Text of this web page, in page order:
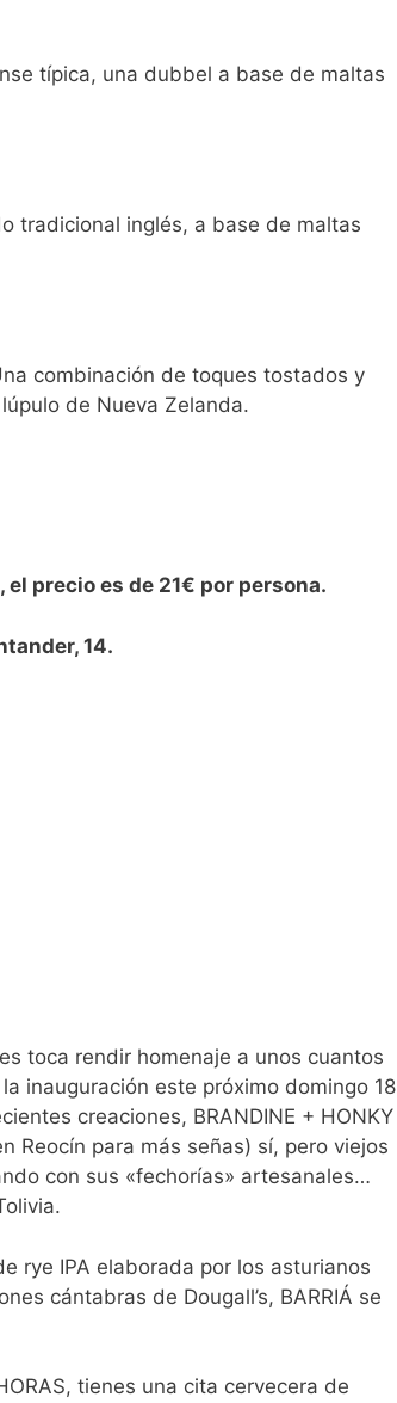
típica, una dubbel a base de maltas
tradicional inglés, a base de maltas
combinación de toques tostados y
de Nueva Zelanda.
precio es de 21€ por persona.
14.
toca rendir homenaje a unos cuantos
inauguración este próximo domingo 18
creaciones, BRANDINE + HONKY
Reocín para más señas) sí, pero viejos
con sus «fechorías» artesanales…
rye IPA elaborada por los asturianos
cántabras de Dougall’s, BARRIÁ se
tienes una cita cervecera de